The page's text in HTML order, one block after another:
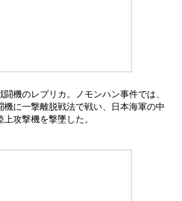
機のレプリカ。ノモンハン事件では、
機に一撃離脱戦法で戦い、日本海軍の中
攻撃機を撃墜した。